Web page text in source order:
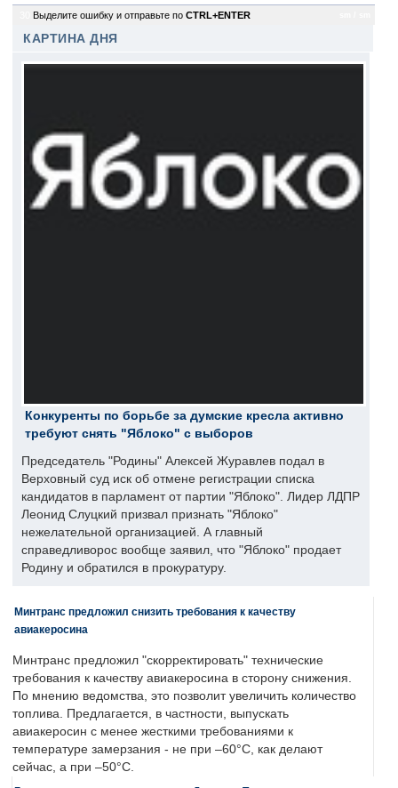
Выделите ошибку и отправьте по CTRL+ENTER
КАРТИНА ДНЯ
Конкуренты по борьбе за думские кресла активно
требуют снять "Яблоко" с выборов
Председатель "Родины" Алексей Журавлев подал в
Верховный суд иск об отмене регистрации списка
кандидатов в парламент от партии "Яблоко". Лидер ЛДПР
Леонид Слуцкий призвал признать "Яблоко"
нежелательной организацией. А главный
справедливорос вообще заявил, что "Яблоко" продает
Родину и обратился в прокуратуру.
Минтранс предложил снизить требования к качеству
авиакеросина
Минтранс предложил "скорректировать" технические
требования к качеству авиакеросина в сторону снижения.
По мнению ведомства, это позволит увеличить количество
топлива. Предлагается, в частности, выпускать
авиакеросин с менее жесткими требованиями к
температуре замерзания - не при –60°C, как делают
сейчас, а при –50°C.